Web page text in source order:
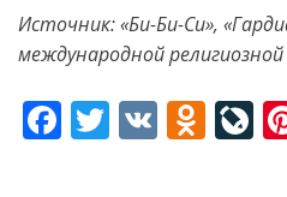
Источник: «Би-Би-Си»,
международной религиозной
F T V O Li